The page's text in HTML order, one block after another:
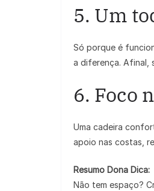
5. Um
Só porque é
a diferença. Afinal,
6. Foco
Uma cadeira
apoio nas costas,
Resumo Dona Dica:
Não tem espaço?